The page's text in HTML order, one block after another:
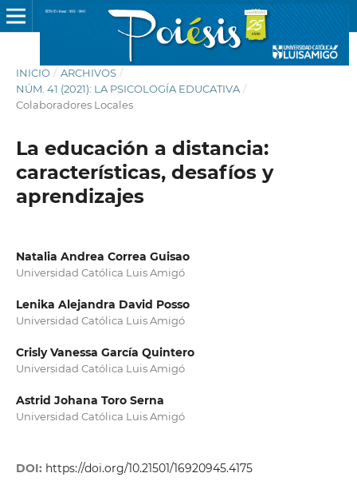
INICIO / ARCHIVOS /
NÚM. 41 (2021): LA PSICOLOGÍA EDUCATIVA /
Colaboradores Locales
La educación a distancia:
características, desafíos y
aprendizajes
Natalia Andrea Correa Guisao
Universidad Católica Luis Amigó
Lenika Alejandra David Posso
Universidad Católica Luis Amigó
Crisly Vanessa García Quintero
Universidad Católica Luis Amigó
Astrid Johana Toro Serna
Universidad Católica Luis Amigó
DOI: https://doi.org/10.21501/16920945.4175